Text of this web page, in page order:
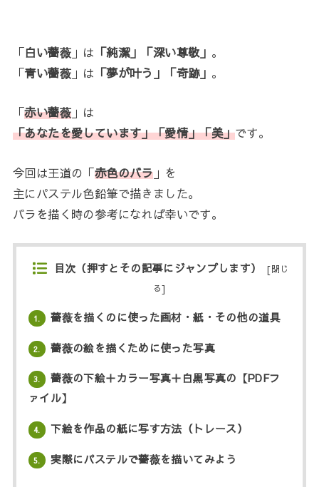
「白い薔薇」は 「純潔」「深い尊敬」 。
「青い薔薇」は 「夢が叶う」「奇跡」 。
「赤い薔薇」は
「あなたを愛しています」「愛情」「美」です。
今回は王道の「赤色のバラ」を
主にパステル色鉛筆で描きました。
バラを描く時の参考になれば幸いです。
目次（押すとその記事にジャンプします） [閉じ
る]
1. 薔薇を描くのに使った画材・紙・その他の道具
2. 薔薇の絵を描くために使った写真
3.
薔薇の下絵＋カラー写真＋白黒写真の【PDFフ
ァイル】
4. 下絵を作品の紙に写す方法（トレース）
5. 実際にパステルで薔薇を描いてみよう